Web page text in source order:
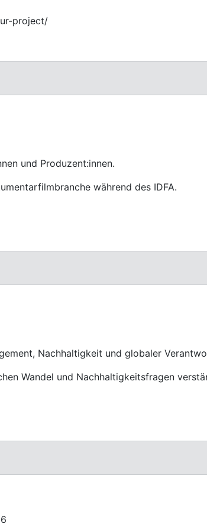
project/
und Produzent:innen.
während des IDFA.
Nachhaltigkeit und globaler
Wandel und Nachhaltigkeitsfragen